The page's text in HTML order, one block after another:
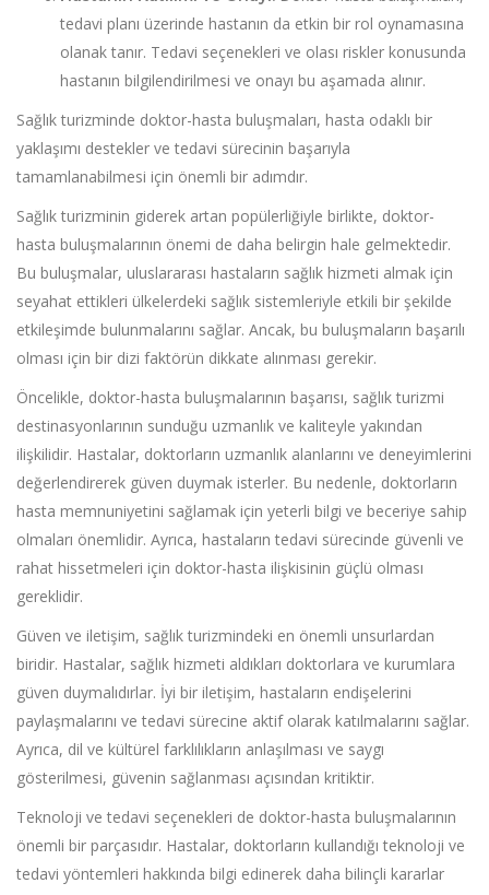
tedavi planı üzerinde hastanın da etkin bir rol oynamasına
olanak tanır. Tedavi seçenekleri ve olası riskler konusunda
hastanın bilgilendirilmesi ve onayı bu aşamada alınır.
Sağlık turizminde doktor-hasta buluşmaları, hasta odaklı bir
yaklaşımı destekler ve tedavi sürecinin başarıyla
tamamlanabilmesi için önemli bir adımdır.
Sağlık turizminin giderek artan popülerliğiyle birlikte, doktor-
hasta buluşmalarının önemi de daha belirgin hale gelmektedir.
Bu buluşmalar, uluslararası hastaların sağlık hizmeti almak için
seyahat ettikleri ülkelerdeki sağlık sistemleriyle etkili bir şekilde
etkileşimde bulunmalarını sağlar. Ancak, bu buluşmaların başarılı
olması için bir dizi faktörün dikkate alınması gerekir.
Öncelikle, doktor-hasta buluşmalarının başarısı, sağlık turizmi
destinasyonlarının sunduğu uzmanlık ve kaliteyle yakından
ilişkilidir. Hastalar, doktorların uzmanlık alanlarını ve deneyimlerini
değerlendirerek güven duymak isterler. Bu nedenle, doktorların
hasta memnuniyetini sağlamak için yeterli bilgi ve beceriye sahip
olmaları önemlidir. Ayrıca, hastaların tedavi sürecinde güvenli ve
rahat hissetmeleri için doktor-hasta ilişkisinin güçlü olması
gereklidir.
Güven ve iletişim, sağlık turizmindeki en önemli unsurlardan
biridir. Hastalar, sağlık hizmeti aldıkları doktorlara ve kurumlara
güven duymalıdırlar. İyi bir iletişim, hastaların endişelerini
paylaşmalarını ve tedavi sürecine aktif olarak katılmalarını sağlar.
Ayrıca, dil ve kültürel farklılıkların anlaşılması ve saygı
gösterilmesi, güvenin sağlanması açısından kritiktir.
Teknoloji ve tedavi seçenekleri de doktor-hasta buluşmalarının
önemli bir parçasıdır. Hastalar, doktorların kullandığı teknoloji ve
tedavi yöntemleri hakkında bilgi edinerek daha bilinçli kararlar